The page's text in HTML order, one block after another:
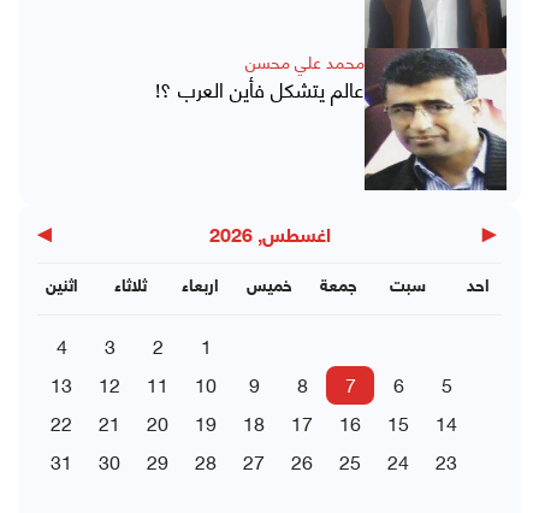
محمد علي محسن
عالم يتشكل فأين العرب ؟!
◀ اغسطس, 2026 ▶
اثنين ثلاثاء اربعاء خميس جمعة سبت احد
1
2
3
4
5
6
7
8
9
10
11
12
13
14
15
16
17
18
19
20
21
22
23
24
25
26
27
28
29
30
31